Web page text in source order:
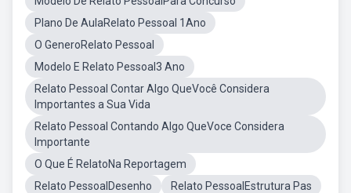
Plano De AulaRelato Pessoal 1Ano
O GeneroRelato Pessoal
Modelo E Relato Pessoal3 Ano
Relato Pessoal Contar Algo QueVocê Considera
Importantes a Sua Vida
Relato Pessoal Contando Algo QueVoce Considera
Importante
O Que É RelatoNa Reportagem
Relato PessoalDesenho
Relato PessoalEstrutura Pas